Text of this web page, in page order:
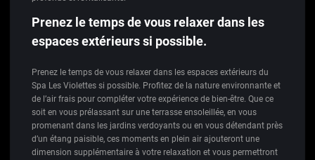
Prenez le temps de vous relaxer dans les
espaces extérieurs si possible.
Prenez le temps de vous relaxer dans les espaces extérieurs du
Spa Les Violettes si possible. Profitez de la nature environnante et
de l’air frais pour compléter votre expérience de bien-être. Que ce
soit en vous prélassant sur une terrasse ensoleillée, en vous
promenant dans les jardins verdoyants ou en vous détendant près
d’un étang paisible, ces moments en plein air ajouteront une
dimension supplémentaire à votre relaxation et vous permettront